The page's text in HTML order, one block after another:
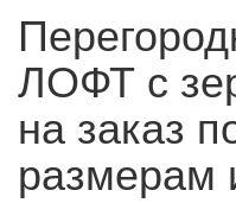
ЛОФТ с
на заказ
размерам